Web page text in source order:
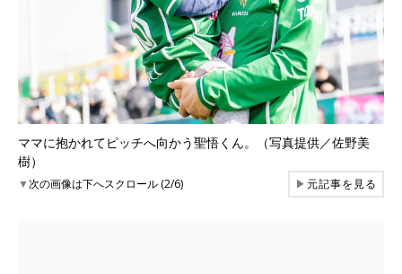
ママに抱かれてピッチへ向かう聖悟くん。（写真提供／佐野美
樹）
▼次の画像は下へスクロール (2/6) ▶元記事を見る